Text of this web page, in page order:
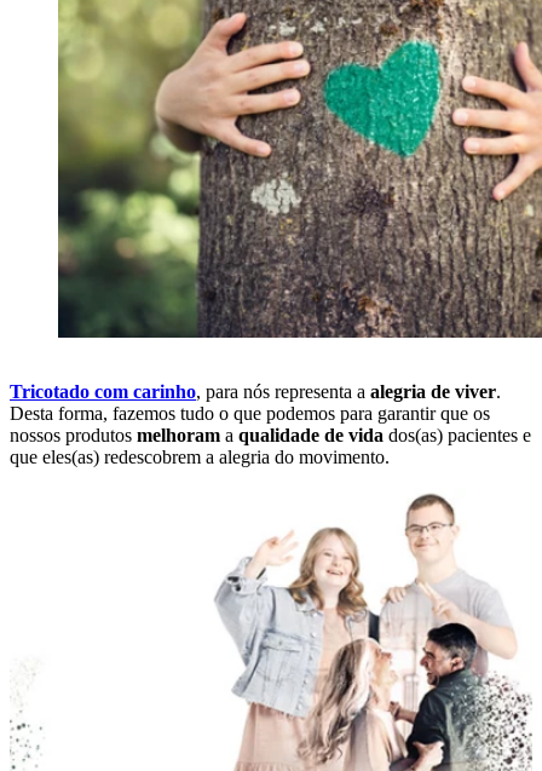
Tricotado com carinho, para nós representa a alegria de viver.
Desta forma, fazemos tudo o que podemos para garantir que os
nossos produtos melhoram a qualidade de vida dos(as) pacientes e
que eles(as) redescobrem a alegria do movimento.